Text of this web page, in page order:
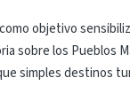
objetivo
sobre los Pueblos
simples destinos